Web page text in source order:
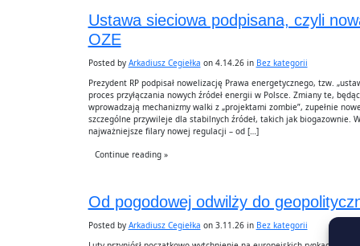
Ustawa sieciowa podpisana, czyli
OZE
Posted by Arkadiusz Cegiełka on 4.14.26 in Bez kategorii
Prezydent RP podpisał nowelizację Prawa energetycznego, tzw.
proces przyłączania nowych źródeł energii w Polsce. Zmiany te,
wprowadzają mechanizmy walki z „projektami zombie”, zupełnie
szczególne przywileje dla stabilnych źródeł, takich jak biogazownie.
najważniejsze filary nowej regulacji – od […]
Continue reading »
Od pogodowej odwilży do
Posted by Arkadiusz Cegiełka on 3.11.26 in Bez kategorii